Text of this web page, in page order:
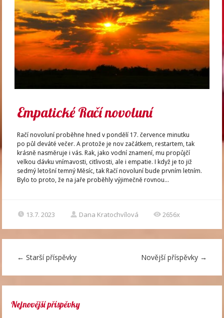
Empatické Račí novoluní
Račí novoluní proběhne hned v pondělí 17. července minutku
po půl deváté večer. A protože je nov začátkem, restartem, tak
krásně nasměruje i vás. Rak, jako vodní znamení, mu propůjčí
velkou dávku vnímavosti, citlivosti, ale i empatie. I když je to již
sedmý letošní temný Měsíc, tak Račí novoluní bude prvním letním.
Bylo to proto, že na jaře proběhly výjimečně rovnou...
13.7. 2023 Dana Kratochvílová 2656x
← Starší příspěvky Novější příspěvky →
Nejnovější příspěvky